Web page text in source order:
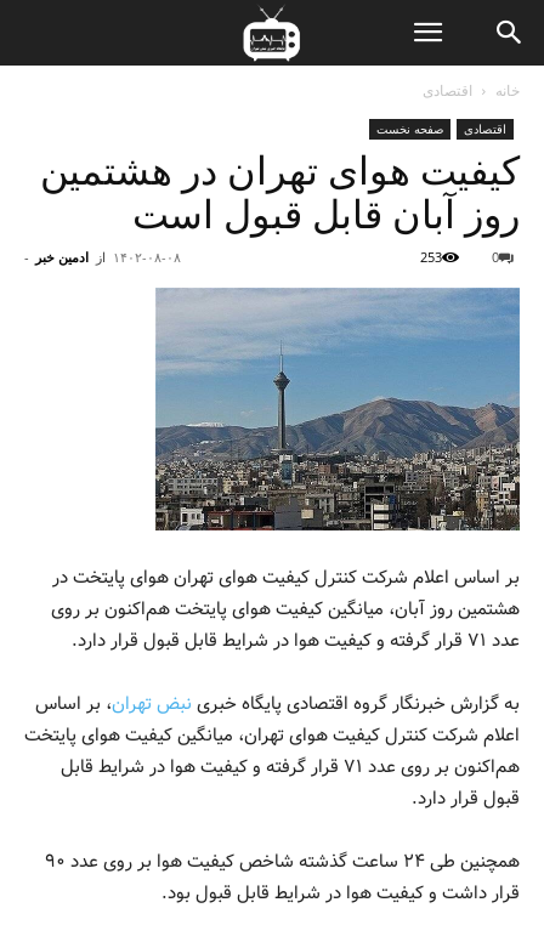
خانه اقتصادی
اقتصادی صفحه نخست
کیفیت هوای تهران در هشتمین
روز آبان قابل قبول است
از ادمین خبر - ۱۴۰۲-۰۸-۰۸ 0
253
بر اساس اعلام شرکت کنترل کیفیت هوای تهران هوای پایتخت در
هشتمین روز آبان، میانگین کیفیت هوای پایتخت هم‌اکنون بر روی
عدد ۷۱ قرار گرفته و کیفیت هوا در شرایط قابل قبول قرار دارد.
به گزارش خبرنگار گروه اقتصادی پایگاه خبری نبض تهران، بر اساس
اعلام شرکت کنترل کیفیت هوای تهران، میانگین کیفیت هوای پایتخت
هم‌اکنون بر روی عدد ۷۱ قرار گرفته و کیفیت هوا در شرایط قابل
قبول قرار دارد.
‌همچنین طی ۲۴ ساعت گذشته شاخص کیفیت هوا بر روی عدد ۹۰
قرار داشت و کیفیت هوا در شرایط قابل قبول بود.